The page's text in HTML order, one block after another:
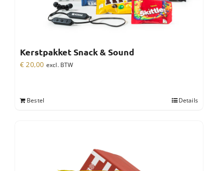
Kerstpakket Snack & Sound
€ 20,00 excl. BTW
Bestel Details